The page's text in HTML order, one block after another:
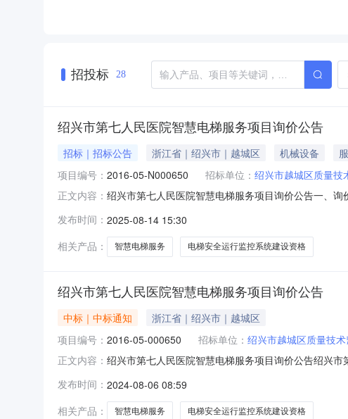
招投标 28
绍兴市第七人民医院智慧电梯服务项目询价公告
招标｜招标公告 浙江省｜绍兴市｜越城区 机械设备
项目编号： 2016-05-N000650 招标单位： 绍兴市越城区质量技
正文内容： 绍兴市第七人民医院智慧电梯服务项目询价公告一、
2025年8月18日上午8:00-11:30；下午14:00-17:00(双
发布时间： 2025-08-14 15:30
相关产品：
智慧电梯服务 电梯安全运行监控系统建设资格
绍兴市第七人民医院智慧电梯服务项目询价公告
中标｜中标通知
浙江省｜绍兴市｜越城区
项目编号： 2016-05-000650 招标单位： 绍兴市越城区质量技
正文内容： 绍兴市第七人民医院智慧电梯服务项目询价公告绍兴
项（一）时间：2024年8月6日至2024年8月8日上午
发布时间： 2024-08-06 08:59
相关产品：
智慧电梯服务 电梯安全运行监控系统建设资格